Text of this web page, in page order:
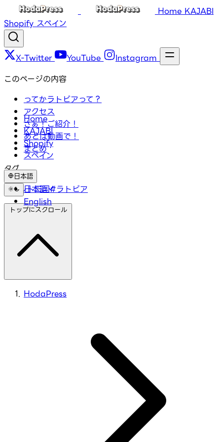
Home KAJABI
Shopify スペイン
X-Twitter YouTube Instagram
Home
KAJABI
Shopify
スペイン
日本語
日本語
English
このページの内容
ってかラトビアって？
アクセス
さぁ！ご紹介！
あとは動画で！
まとめ
タグ
#バルト三国#ラトビア
トップにスクロール
HodaPress